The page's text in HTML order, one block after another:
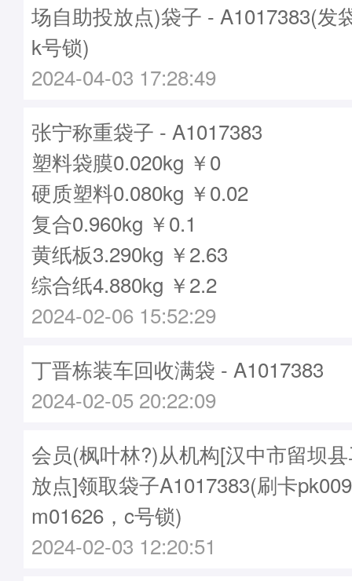
场自助投放点)袋子 - A1017383(发
k号锁)
2024-04-03 17:28:49
张宁称重袋子 - A1017383
塑料袋膜0.020kg ￥0
硬质塑料0.080kg ￥0.02
复合0.960kg ￥0.1
黄纸板3.290kg ￥2.63
综合纸4.880kg ￥2.2
2024-02-06 15:52:29
丁晋栋装车回收满袋 - A1017383
2024-02-05 20:22:09
会员(枫叶林?)从机构[汉中市留坝
放点]领取袋子A1017383(刷卡
m01626，c号锁)
2024-02-03 12:20:51